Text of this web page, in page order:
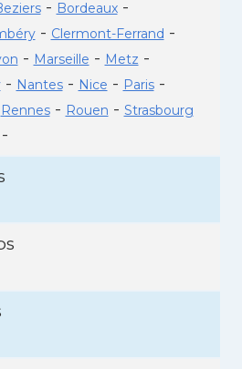
- Bordeaux-
- Clermont-Ferrand -
- Marseille - Metz -
- Nantes- Nice - Paris-
Rennes- Rouen - Strasbourg